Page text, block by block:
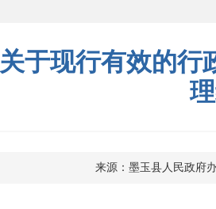
关于现行有效的行
来源：墨玉县人民政府